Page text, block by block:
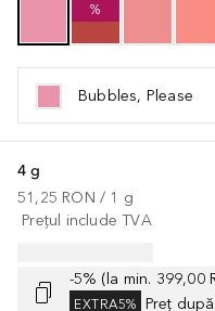
%
Bubbles, Please
4 g
51,25 RON / 1 g
Prețul include TVA
-5% (la min. 399,00
EXTRA5% Preț